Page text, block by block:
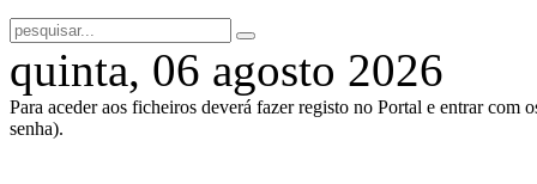
quinta, 06 agosto 2026
Para aceder aos ficheiros deverá fazer registo no Portal e entrar com
senha).